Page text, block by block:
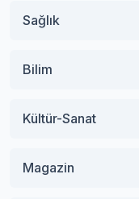
Sağlık
Bilim
Kültür-Sanat
Magazin